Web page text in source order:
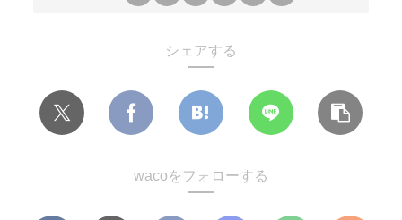
シェアする
wacoをフォローする